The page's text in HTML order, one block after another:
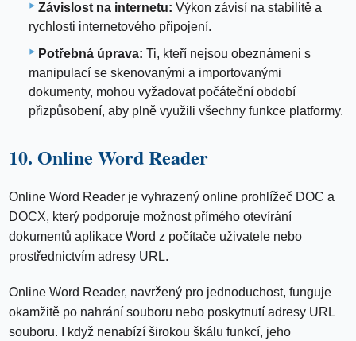
Závislost na internetu: Výkon závisí na stabilitě a
rychlosti internetového připojení.
Potřebná úprava: Ti, kteří nejsou obeznámeni s
manipulací se skenovanými a importovanými
dokumenty, mohou vyžadovat počáteční období
přizpůsobení, aby plně využili všechny funkce platformy.
10. Online Word Reader
Online Word Reader je vyhrazený online prohlížeč DOC a
DOCX, který podporuje možnost přímého otevírání
dokumentů aplikace Word z počítače uživatele nebo
prostřednictvím adresy URL.
Online Word Reader, navržený pro jednoduchost, funguje
okamžitě po nahrání souboru nebo poskytnutí adresy URL
souboru. I když nenabízí širokou škálu funkcí, jeho